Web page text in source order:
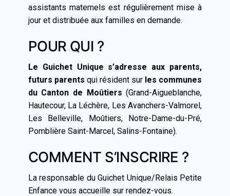
assistants maternels est régulièrement mise à
jour et distribuée aux familles en demande.
POUR QUI ?
Le Guichet Unique s’adresse aux parents,
futurs parents qui résident sur les communes
du Canton de Moûtiers (Grand-Aigueblanche,
Hautecour, La Léchère, Les Avanchers-Valmorel,
Les Belleville, Moûtiers, Notre-Dame-du-Pré,
Pomblière Saint-Marcel, Salins-Fontaine).
COMMENT S’INSCRIRE ?
La responsable du Guichet Unique/Relais Petite
Enfance vous accueille sur rendez-vous.